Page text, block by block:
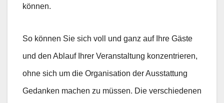
können.
So können Sie sich voll und ganz auf Ihre Gäste
und den Ablauf Ihrer Veranstaltung konzentrieren,
ohne sich um die Organisation der Ausstattung
Gedanken machen zu müssen. Die verschiedenen